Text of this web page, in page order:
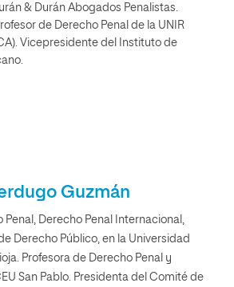
& Durán Abogados Penalistas.
de Derecho Penal de la UNIR
Vicepresidente del Instituto de
Guzmán
Penal, Derecho Penal Internacional,
Derecho Público, en la Universidad
Profesora de Derecho Penal y
San Pablo. Presidenta del Comité de